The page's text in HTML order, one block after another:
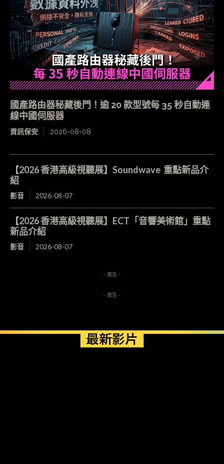
國產路由器秘藏後門！逾 20 款型號每 35 秒自動連
線中國伺服器
資訊保安 2026-08-08
【2026 香港高級視聽展】Soundwave 重點新品介
紹
影音 2026-08-07
【2026 香港高級視聽展】ECT「音響美術館」重點
新品介紹
影音 2026-08-07
- 廣告 -
- 廣告 -
最新影片